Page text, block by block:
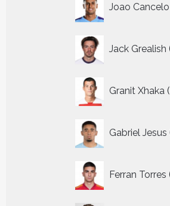
Joao Cancelo
Jack Grealish
Granit Xhaka
Gabriel Jesus
Ferran Torres